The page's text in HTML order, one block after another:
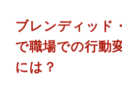
ブレンディッド
で職場での行動
には？